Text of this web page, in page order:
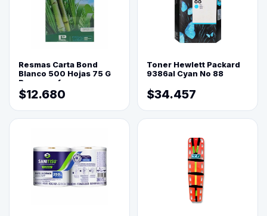
Resmas Carta Bond
Blanco 500 Hojas 75 G
Reprograf.
$12.680
Toner Hewlett Packard
9386al Cyan No 88
$34.457